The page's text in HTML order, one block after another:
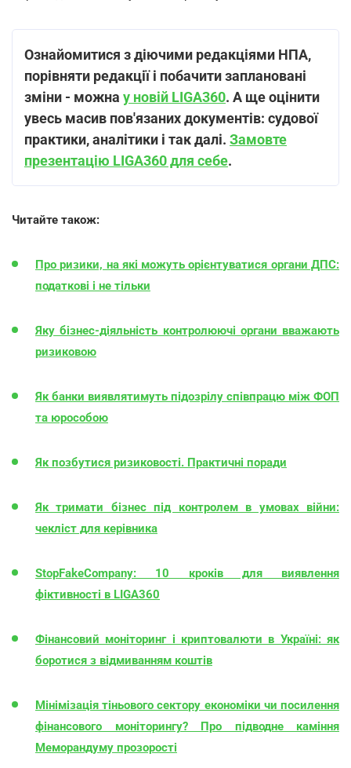
Ознайомитися з діючими редакціями НПА,
порівняти редакції і побачити заплановані
зміни - можна у новій LIGA360. А ще оцінити
увесь масив пов'язаних документів: судової
практики, аналітики і так далі. Замовте
презентацію LIGA360 для себе.
Читайте також:
Про ризики, на які можуть орієнтуватися органи ДПС:
податкові і не тільки
Яку бізнес-діяльність контролюючі органи вважають
ризиковою
Як банки виявлятимуть підозрілу співпрацю між ФОП
та юрособою
Як позбутися ризиковості. Практичні поради
Як тримати бізнес під контролем в умовах війни:
чекліст для керівника
StopFakeCompany: 10 кроків для виявлення
фіктивності в LIGA360
Фінансовий моніторинг і криптовалюти в Україні: як
боротися з відмиванням коштів
Мінімізація тіньового сектору економіки чи посилення
фінансового моніторингу? Про підводне каміння
Меморандуму прозорості